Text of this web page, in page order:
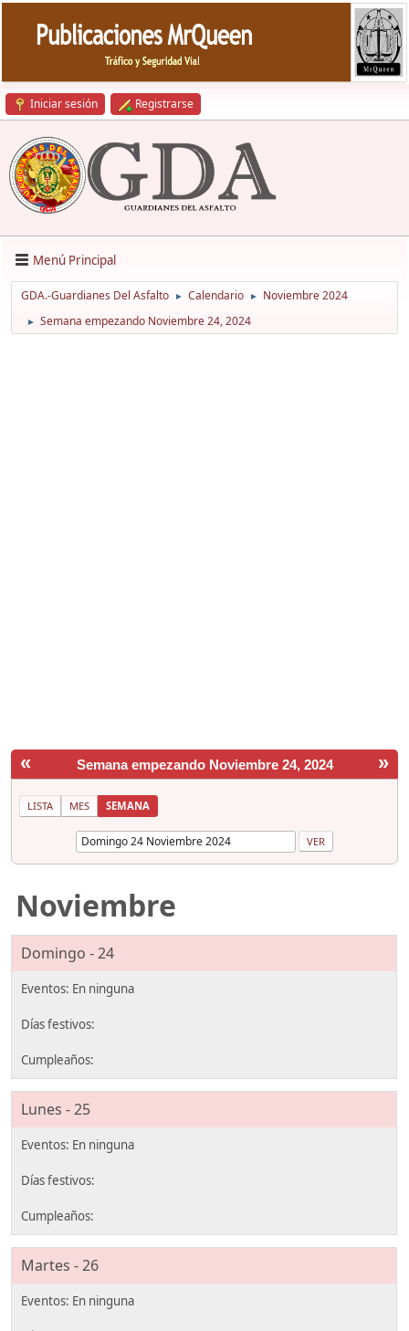
Iniciar sesión Registrarse
Menú Principal
GDA.-Guardianes Del Asfalto ► Calendario ► Noviembre 2024
► Semana empezando Noviembre 24, 2024
« »
Semana empezando Noviembre 24, 2024
LISTA MES SEMANA
Noviembre
Domingo - 24
Lunes - 25
Martes - 26